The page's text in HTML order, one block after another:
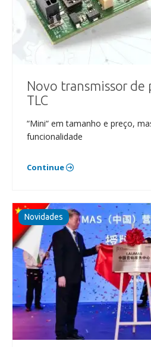
Novo transmissor de
TLC
“Mini“ em tamanho e preço,
funcionalidade
Continue
Novidades